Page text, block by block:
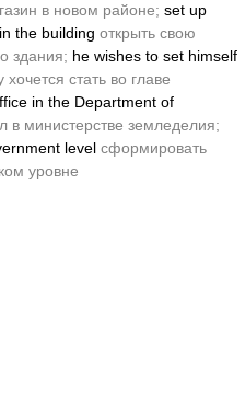
в новом районе; set up
the building открыть свою
здания; he wishes to set himself
хочется стать во главе
in the Department of
в министерстве земледелия;
level сформировать
уровне